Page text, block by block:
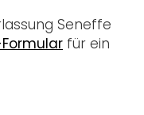
Seneffe
für ein